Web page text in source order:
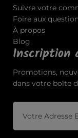
Suivre votre
Foire aux
À propos
Blog
Inscription
Promotions,
dans votre boîte